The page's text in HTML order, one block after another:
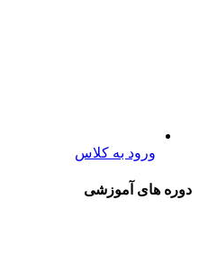
ورود به کلاس
دوره های آموزشی